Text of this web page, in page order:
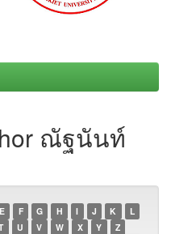
ณัฐนันท์
E F G H I J K
L
U V W X Y Z